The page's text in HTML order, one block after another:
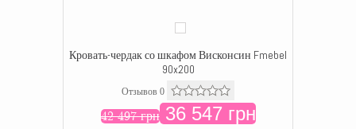
Кровать-чердак со шкафом Висконсин Fmebel
90x200
Отзывов 0
42 497 грн36 547 грн